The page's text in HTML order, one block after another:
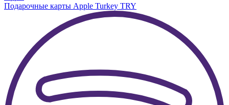
Подарочные карты Apple Turkey TRY